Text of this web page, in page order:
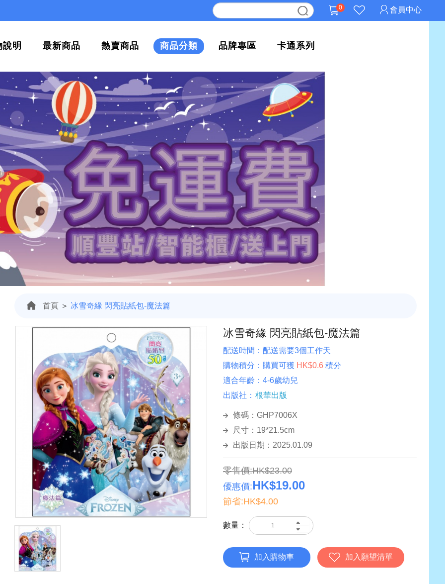
會員中心
0
明 最新商品 熱賣商品 商品分類 品牌專區 卡通系列
首頁 ＞ 冰雪奇緣 閃亮貼紙包-魔法篇
冰雪奇緣 閃亮貼紙包-魔法篇
配送時間： 配送需要3個工作天
購物積分： 購買可獲 HK$0.6 積分
適合年齡： 4-6歲幼兒
出版社： 根華出版
條碼：GHP7006X
尺寸：19*21.5cm
出版日期：2025.01.09
零售價:HK$23.00
優惠價:HK$19.00
節省:HK$4.00
數量：
加入購物車 加入願望清單